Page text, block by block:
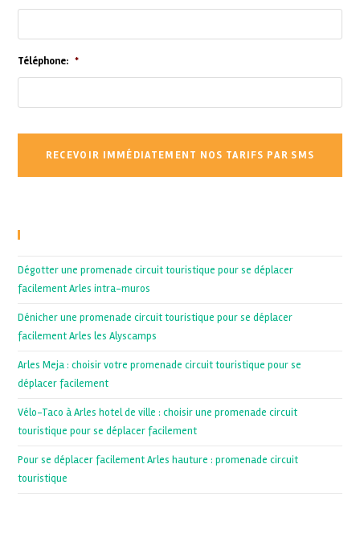
Téléphone: *
Dégotter une promenade circuit touristique pour se déplacer
facilement Arles intra-muros
Dénicher une promenade circuit touristique pour se déplacer
facilement Arles les Alyscamps
Arles Meja : choisir votre promenade circuit touristique pour se
déplacer facilement
Vélo-Taco à Arles hotel de ville : choisir une promenade circuit
touristique pour se déplacer facilement
Pour se déplacer facilement Arles hauture : promenade circuit
touristique